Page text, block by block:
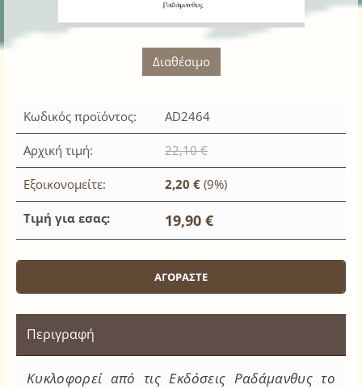
Διαθέσιμο
Κωδικός προϊόντος: AD2464
Αρχική τιμή: 22,10 €
Εξοικονομείτε: 2,20 € (9%)
Τιμή για εσας: 19,90 €
Περιγραφή
Κυκλοφορεί από τις Εκδόσεις Ραδάμανθυς το